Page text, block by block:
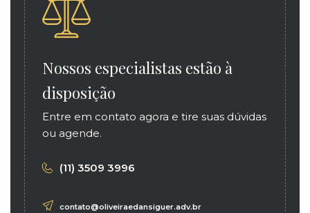
Nossos especialistas estão à
disposição
Entre em contato agora e tire suas dúvidas
ou agende.
(11) 3509 3996
contato@oliveiraedansiguer.adv.br